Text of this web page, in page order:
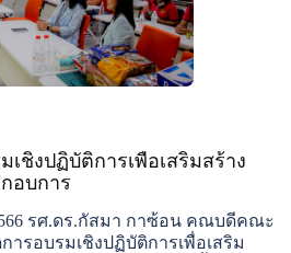
ชิงปฏิบัติการเพื่อเสริมสร้าง
อบการ
รศ.ดร.กัสมา กาซ้อน คณบดีคณะ
รอบรมเชิงปฏิบัติการเพื่อเสริม